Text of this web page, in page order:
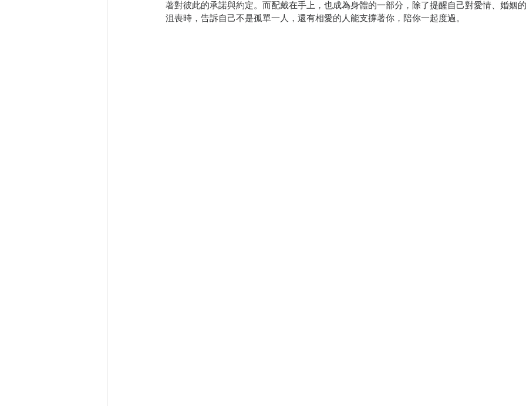
著對彼此的承諾與約定。而配戴在手上，也成為身體的一部分，除了提醒自己對愛情、婚姻
沮喪時，告訴自己不是孤單一人，還有相愛的人能支撐著你，陪你一起度過。